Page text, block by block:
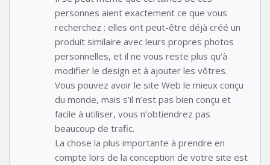
personnes aient exactement ce que vous
recherchez : elles ont peut-être déjà créé un
produit similaire avec leurs propres photos
personnelles, et il ne vous reste plus qu’à
modifier le design et à ajouter les vôtres.
Vous pouvez avoir le site Web le mieux conçu
du monde, mais s’il n’est pas bien conçu et
facile à utiliser, vous n’obtiendrez pas
beaucoup de trafic.
La chose la plus importante à prendre en
compte lors de la conception de votre site est